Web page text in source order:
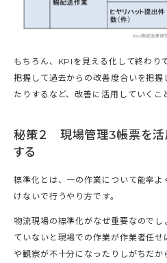
もちろん、KPIを見える化して終わり
把握して過去からの改善度合いを把
たりするなど、改善に活用していくこ
秘策２ 現場管理3帳票を活
する
標準化とは、一の作業について能率
けないで行うやり方です。
物流現場の標準化がなぜ重要なので
ていないと現場での作業が作業者任
や観察が不十分になったりしがちだ